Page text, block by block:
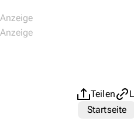
Teilen
Startseite